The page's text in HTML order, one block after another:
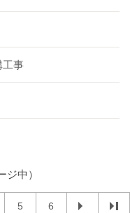
工事
ジ中）
5 6